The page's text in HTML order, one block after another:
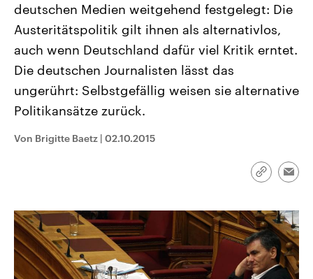
Alle Informationen
Sachsen-Anhalt wählt am 6.
September 2026 einen neuen
Landtag. Seit 2021 wird das
Bundesland von einer Koalition aus
Umfragen, Prognosen,
Wahlprogramme, aktuelle Berichte
und Hintergründe zu den Parteien
und Kandidaten der anstehenden
Wahl.
Hintergründe
Wirtschaftlich und
gehören die Vereinigten
den mächtigsten Ländern
mit großem Einfluss auf
Sendungen Programm Podcasts
deutschen Medien weitgehend festgelegt: Die
Austeritätspolitik gilt ihnen als alternativlos,
auch wenn Deutschland dafür viel Kritik erntet.
Die deutschen Journalisten lässt das
ungerührt: Selbstgefällig weisen sie alternative
Politikansätze zurück.
Von Brigitte Baetz | 02.10.2015
Link